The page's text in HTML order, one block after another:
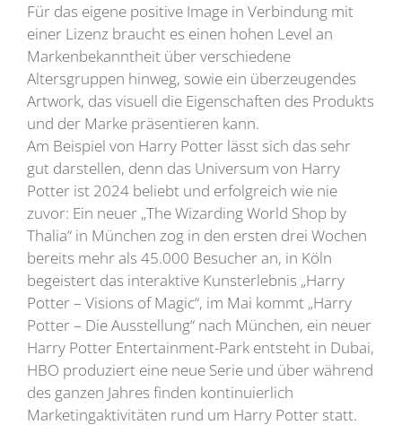
Für das eigene positive Image in Verbindung mit
einer Lizenz braucht es einen hohen Level an
Markenbekanntheit über verschiedene
Altersgruppen hinweg, sowie ein überzeugendes
Artwork, das visuell die Eigenschaften des Produkts
und der Marke präsentieren kann.
Am Beispiel von Harry Potter lässt sich das sehr
gut darstellen, denn das Universum von Harry
Potter ist 2024 beliebt und erfolgreich wie nie
zuvor: Ein neuer „The Wizarding World Shop by
Thalia“ in München zog in den ersten drei Wochen
bereits mehr als 45.000 Besucher an, in Köln
begeistert das interaktive Kunsterlebnis „Harry
Potter – Visions of Magic“, im Mai kommt „Harry
Potter – Die Ausstellung“ nach München, ein neuer
Harry Potter Entertainment-Park entsteht in Dubai,
HBO produziert eine neue Serie und über während
des ganzen Jahres finden kontinuierlich
Marketingaktivitäten rund um Harry Potter statt.